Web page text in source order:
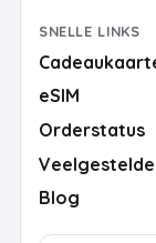
SNELLE LINKS
eSIM
Orderstatus
Blog